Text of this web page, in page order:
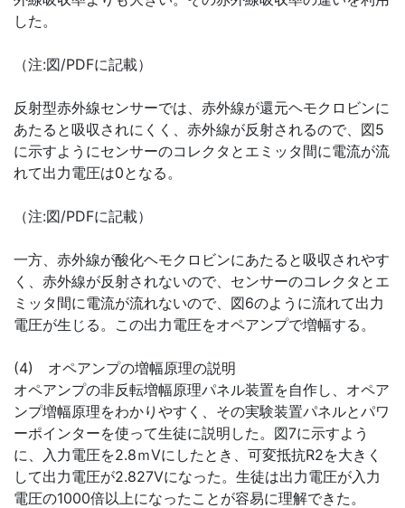
した。
（注:図/PDFに記載）
反射型赤外線センサーでは、赤外線が還元ヘモクロビンに
あたると吸収されにくく、赤外線が反射されるので、図5
に示すようにセンサーのコレクタとエミッタ間に電流が流
れて出力電圧は0となる。
（注:図/PDFに記載）
一方、赤外線が酸化ヘモクロビンにあたると吸収されやす
く、赤外線が反射されないので、センサーのコレクタとエ
ミッタ間に電流が流れないので、図6のように流れて出力
電圧が生じる。この出力電圧をオペアンプで増幅する。
(4) オペアンプの増幅原理の説明
オペアンプの非反転増幅原理パネル装置を自作し、オペア
ンプ増幅原理をわかりやすく、その実験装置パネルとパワ
ーポインターを使って生徒に説明した。図7に示すよう
に、入力電圧を2.8ｍVにしたとき、可変抵抗R2を大きく
して出力電圧が2.827Vになった。生徒は出力電圧が入力
電圧の1000倍以上になったことが容易に理解できた。